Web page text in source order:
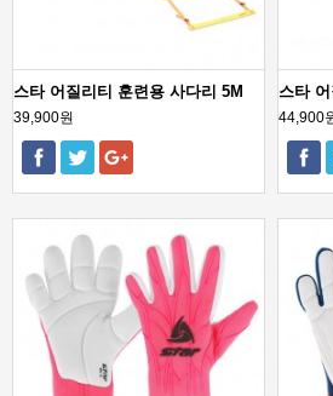
스타 어질리티 훈련용 사다리 5M
39,900원
스타
44,900